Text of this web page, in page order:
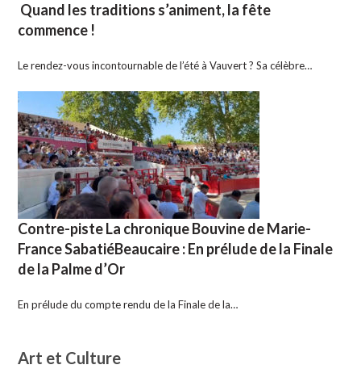
Quand les traditions s’animent, la fête
commence !
Le rendez-vous incontournable de l’été à Vauvert ? Sa célèbre…
Contre-piste La chronique Bouvine de Marie-
France SabatiéBeaucaire : En prélude de la Finale
de la Palme d’Or
En prélude du compte rendu de la Finale de la…
Art et Culture